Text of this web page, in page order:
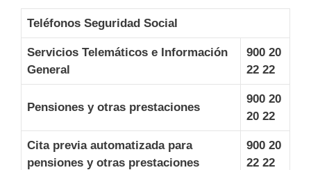
Teléfonos Seguridad Social
Servicios Telemáticos e Información
General
900 20
22 22
Pensiones y otras prestaciones
900 20
20 22
Cita previa automatizada para
pensiones y otras prestaciones
900 20
22 22